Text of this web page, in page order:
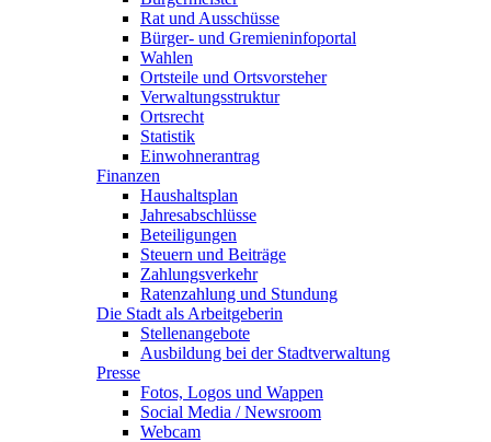
Rat und Ausschüsse
Bürger- und Gremieninfoportal
Wahlen
Ortsteile und Ortsvorsteher
Verwaltungsstruktur
Ortsrecht
Statistik
Einwohnerantrag
Finanzen
Haushaltsplan
Jahresabschlüsse
Beteiligungen
Steuern und Beiträge
Zahlungsverkehr
Ratenzahlung und Stundung
Die Stadt als Arbeitgeberin
Stellenangebote
Ausbildung bei der Stadtverwaltung
Presse
Fotos, Logos und Wappen
Social Media / Newsroom
Webcam